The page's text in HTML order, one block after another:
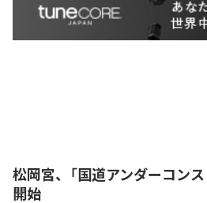
松岡宮、「国道アンダーコン
開始